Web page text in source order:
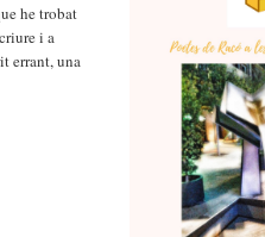
he trobat
i a
errant, una